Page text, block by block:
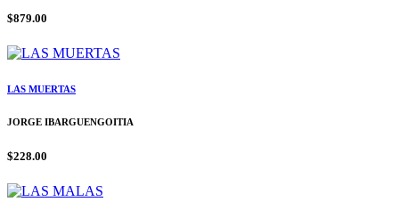
$879.00
LAS MUERTAS
JORGE IBARGUENGOITIA
$228.00